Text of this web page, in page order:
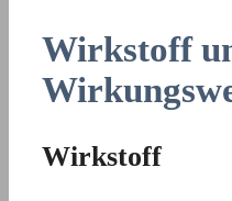
Wirkstoff
Wirkstoff